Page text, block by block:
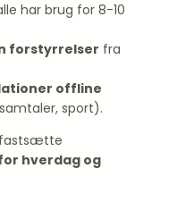
har brug for 8-10
forstyrrelser fra
offline
sport).
fastsætte
hverdag og